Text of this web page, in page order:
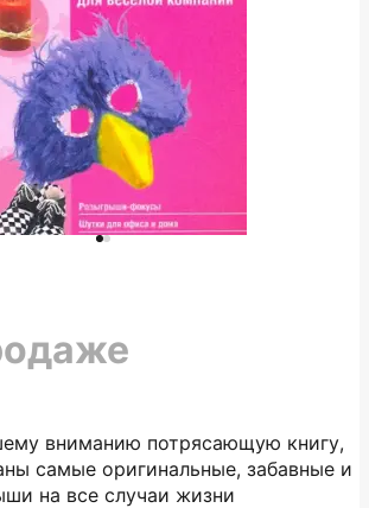
вниманию потрясающую книгу,
самые оригинальные, забавные и
на все случаи жизни